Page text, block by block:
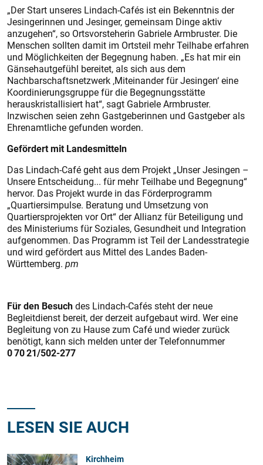
„Der Start unseres Lindach-Cafés ist ein Bekenntnis der
Jesingerinnen und Jesinger, gemeinsam Dinge aktiv
anzugehen“, so Ortsvorsteherin Gabriele Armbruster. Die
Menschen sollten damit im Ortsteil mehr Teilhabe erfahren
und Möglichkeiten der Begegnung haben. „Es hat mir ein
Gänsehautgefühl bereitet, als sich aus dem
Nachbarschaftsnetzwerk ‚Miteinander für Jesingen‘ eine
Koordinierungsgruppe für die Begegnungsstätte
herauskristallisiert hat“, sagt Gabriele Armbruster.
Inzwischen seien zehn Gastgeberinnen und Gastgeber als
Ehrenamtliche gefunden worden.
Gefördert mit Landesmitteln
Das Lindach-Café geht aus dem Projekt „Unser Jesingen –
Unsere Entscheidung... für mehr Teilhabe und Begegnung“
hervor. Das Projekt wurde in das Förderprogramm
„Quartiersimpulse. Beratung und Umsetzung von
Quartiersprojekten vor Ort“ der Allianz für Beteiligung und
des Ministeriums für Soziales, Gesundheit und Integration
aufgenommen. Das Programm ist Teil der Landesstrategie
und wird gefördert aus Mittel des Landes Baden-
Württemberg. pm
Für den Besuchdes Lindach-Cafés steht der neue
Begleitdienst bereit, der derzeit aufgebaut wird. Wer eine
Begleitung von zu Hause zum Café und wieder zurück
benötigt, kann sich melden unter der Telefonnummer
0 70 21/502-277
LESEN SIE AUCH
Kirchheim